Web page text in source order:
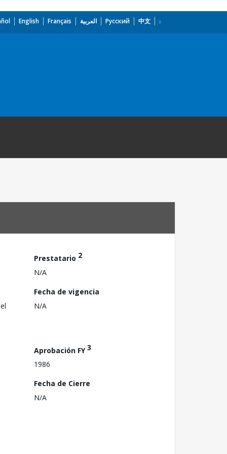
English Français العربية Русский 中文
Prestatario 2
N/A
Fecha de vigencia
N/A
Aprobación FY3
1986
Fecha de Cierre
N/A